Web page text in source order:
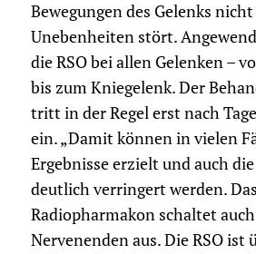
Bewegungen des Gelenks
Unebenheiten stört.
die RSO bei allen Gelenken –
bis zum Kniegelenk. Der
tritt in der Regel erst nach
ein. „Damit können in vielen
Ergebnisse erzielt und auch
deutlich verringert werden. Das
Radiopharmakon schaltet
Nervenenden aus. Die RSO ist